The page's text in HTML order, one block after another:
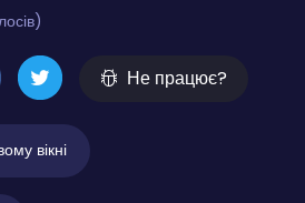
Не працює?
вікні